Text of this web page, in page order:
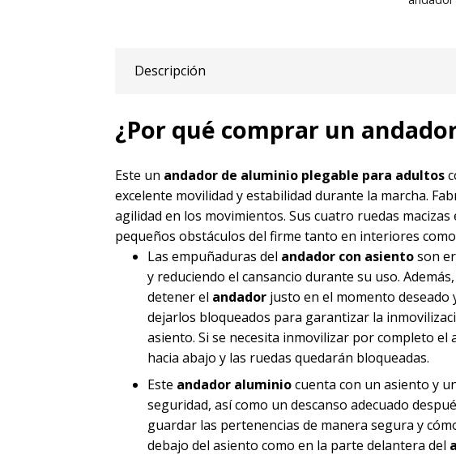
abajo y
sus
Descripción
¿Por qué comprar un
Este un andador de aluminio plegable para adultos
excelente movilidad y estabilidad durante la marcha.
agilidad en los movimientos. Sus cuatro ruedas
pequeños obstáculos del firme tanto en interiores
Las empuñaduras del andador con asientoson
y reduciendo el cansancio durante su uso.
detener el andador justo en el momento
dejarlos bloqueados para garantizar la
asiento. Si se necesita inmovilizar por completo
hacia abajo y las ruedas quedarán bloqueadas.
Este andador aluminiocuenta con un asiento y
seguridad, así como un descanso adecuado
guardar las pertenencias de manera segura y
debajo del asiento como en la parte delantera del